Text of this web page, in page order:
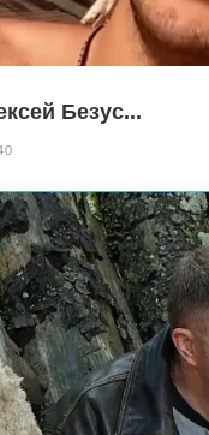
Безус...